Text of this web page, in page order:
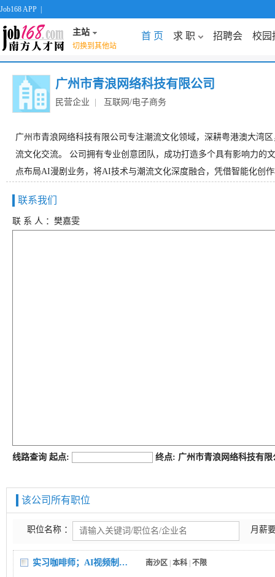
Job168 APP
主站
切换到其他站
首 页 求 职 招聘会 校园
广州市青浪网络科技有限公司
民营企业 互联网/电子商务
广州市青浪网络科技有限公司专注潮流文化领域，深耕粤港澳大湾
流文化交流。 公司拥有专业创意团队，成功打造多个具有影响力的
点布局AI漫剧业务，将AI技术与潮流文化深度融合，凭借智能化创
联系我们
联 系 人 ：樊嘉雯
线路查询 起点: 终点: 广州市青浪网络科技有
该公司所有职位
职位名称 ： 月薪
实习咖啡师；AI视频制作实习生；人事助理 南沙区 本科 不限